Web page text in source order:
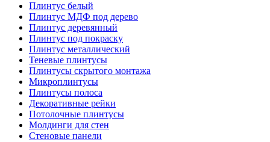
Плинтус белый
Плинтус МДФ под дерево
Плинтус деревянный
Плинтус под покраску
Плинтус металлический
Теневые плинтусы
Плинтусы скрытого монтажа
Микроплинтусы
Плинтусы полоса
Декоративные рейки
Потолочные плинтусы
Молдинги для стен
Стеновые панели